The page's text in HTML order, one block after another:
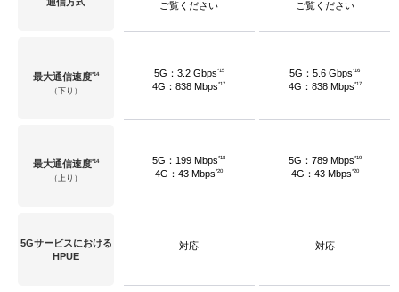
ご覧ください
ご覧ください
最大通信速度*14
（下り）
5G：3.2 Gbps*15
4G：838 Mbps*17
5G：5.6 Gbps*16
4G：838 Mbps*17
最大通信速度*14
（上り）
5G：199 Mbps*18
4G：43 Mbps*20
5G：789 Mbps*19
4G：43 Mbps*20
5Gサービスにおける
HPUE
対応 対応